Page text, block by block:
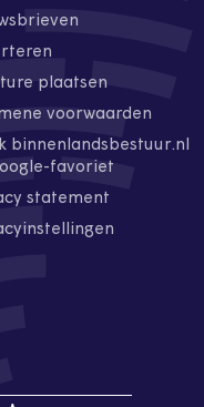
plaatsen
voorwaarden
binnenlandsbestuur.nl
favoriet
statement